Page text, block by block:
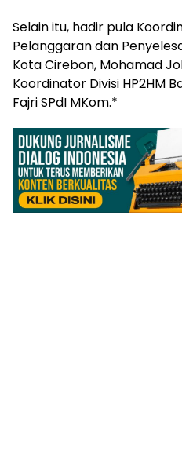
Selain itu, hadir pula
Pelanggaran dan
Kota Cirebon, Mohamad
Koordinator Divisi HP2HM
Fajri SPdI MKom.*